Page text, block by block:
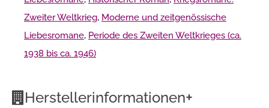
Zweiter Weltkrieg, Moderne und zeitgenössische
Liebesromane, Periode des Zweiten Weltkrieges (ca.
1938 bis ca. 1946)
Herstellerinformationen+